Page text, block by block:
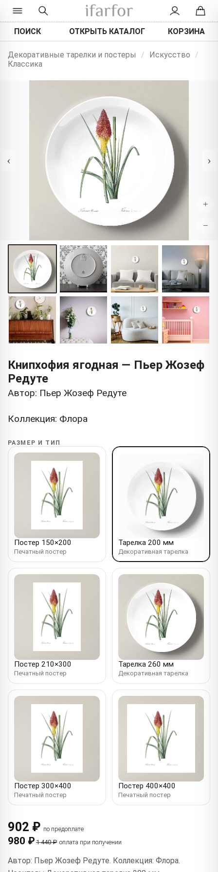
ПОИСК ОТКРЫТЬ КАТАЛОГ КОРЗИНА
Декоративные тарелки и постеры / Искусство
/
Классика
‹ ›
+
−
Книпхофия ягодная — Пьер Жозеф
Редуте
Автор: Пьер Жозеф Редуте
Коллекция: Флора
РАЗМЕР И ТИП
Постер 150×200
Печатный постер
Тарелка 200 мм
Декоративная тарелка
Постер 210×300
Печатный постер
Тарелка 260 мм
Декоративная тарелка
Постер 300×400
Печатный постер
Постер 400×400
Печатный постер
902 ₽ по предоплате
980 ₽ 1 440 ₽ оплата при получении
Автор: Пьер Жозеф Редуте. Коллекция: Флора.